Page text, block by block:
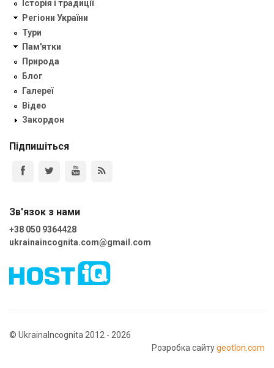
Історія і традиції
Регіони України
Тури
Пам'ятки
Природа
Блог
Галереї
Відео
Закордон
Підпишіться
Зв'язок з нами
+38 050 9364428
ukrainaincognita.com@gmail.com
© UkrainaIncognita 2012 - 2026
Розробка сайтуgeotlon.com